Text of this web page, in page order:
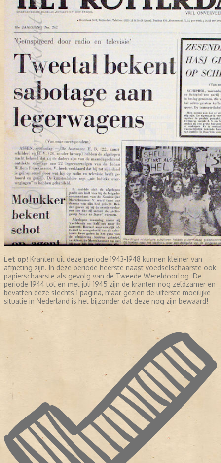
Let op! Kranten uit deze periode 1943-1948 kunnen kleiner van
afmeting zijn. In deze periode heerste naast voedselschaarste ook
papierschaarste als gevolg van de Tweede Wereldoorlog. De
periode 1944 tot en met juli 1945 zijn de kranten nog zeldzamer en
bevatten deze slechts 1 pagina, maar gezien de uiterste moeilijke
situatie in Nederland is het bijzonder dat deze nog zijn bewaard!